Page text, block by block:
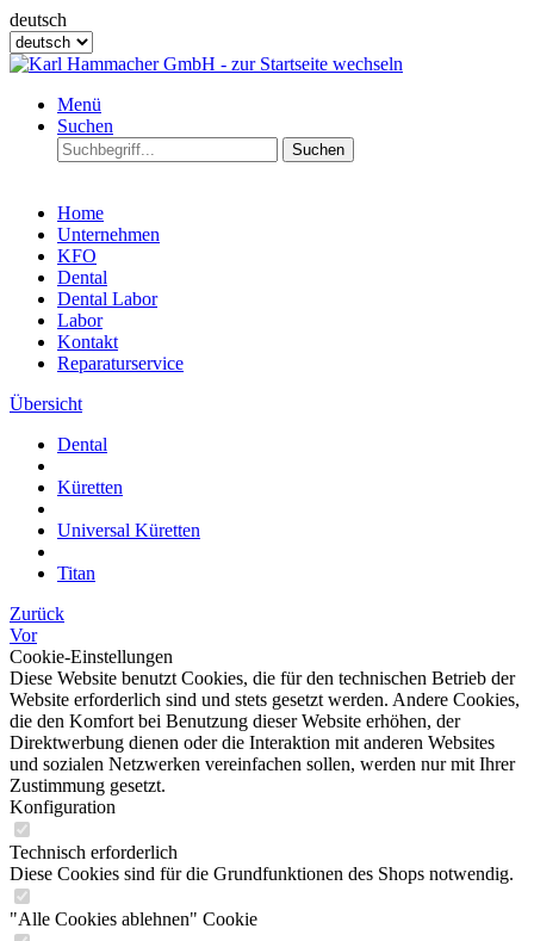
deutsch
Menü
Suchen
Suchen
Home
Unternehmen
KFO
Dental
Dental Labor
Labor
Kontakt
Reparaturservice
Übersicht
Dental
Küretten
Universal Küretten
Titan
Zurück
Vor
Cookie-Einstellungen
Diese Website benutzt Cookies, die für den technischen Betrieb der
Website erforderlich sind und stets gesetzt werden. Andere Cookies,
die den Komfort bei Benutzung dieser Website erhöhen, der
Direktwerbung dienen oder die Interaktion mit anderen Websites
und sozialen Netzwerken vereinfachen sollen, werden nur mit Ihrer
Zustimmung gesetzt.
Konfiguration
Technisch erforderlich
Diese Cookies sind für die Grundfunktionen des Shops notwendig.
"Alle Cookies ablehnen" Cookie